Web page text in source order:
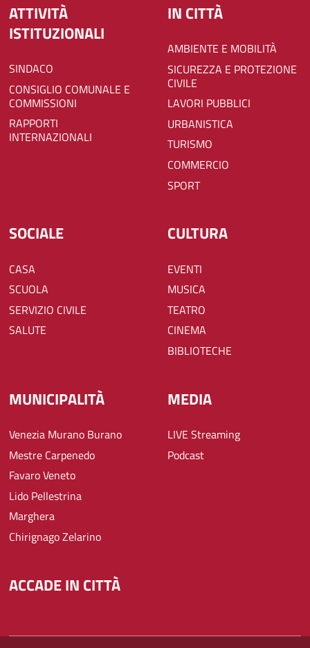
ATTIVITÀ
ISTITUZIONALI
SINDACO
CONSIGLIO COMUNALE E
COMMISSIONI
RAPPORTI
INTERNAZIONALI
IN CITTÀ
AMBIENTE E MOBILITÀ
SICUREZZA E PROTEZIONE
CIVILE
LAVORI PUBBLICI
URBANISTICA
TURISMO
COMMERCIO
SPORT
SOCIALE
CASA
SCUOLA
SERVIZIO CIVILE
SALUTE
CULTURA
EVENTI
MUSICA
TEATRO
CINEMA
BIBLIOTECHE
MUNICIPALITÀ
Venezia Murano Burano
Mestre Carpenedo
Favaro Veneto
Lido Pellestrina
Marghera
Chirignago Zelarino
MEDIA
LIVE Streaming
Podcast
ACCADE IN CITTÀ